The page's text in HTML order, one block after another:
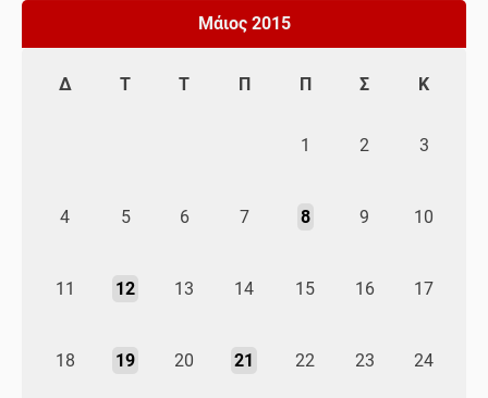
Μάιος 2015
Δ Τ Τ Π Π Σ Κ
1 2 3
4 5 6 7 8 9 10
11 12 13 14 15 16 17
18 19 20 21 22 23 24